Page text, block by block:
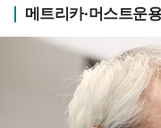
메트리카·머스트운